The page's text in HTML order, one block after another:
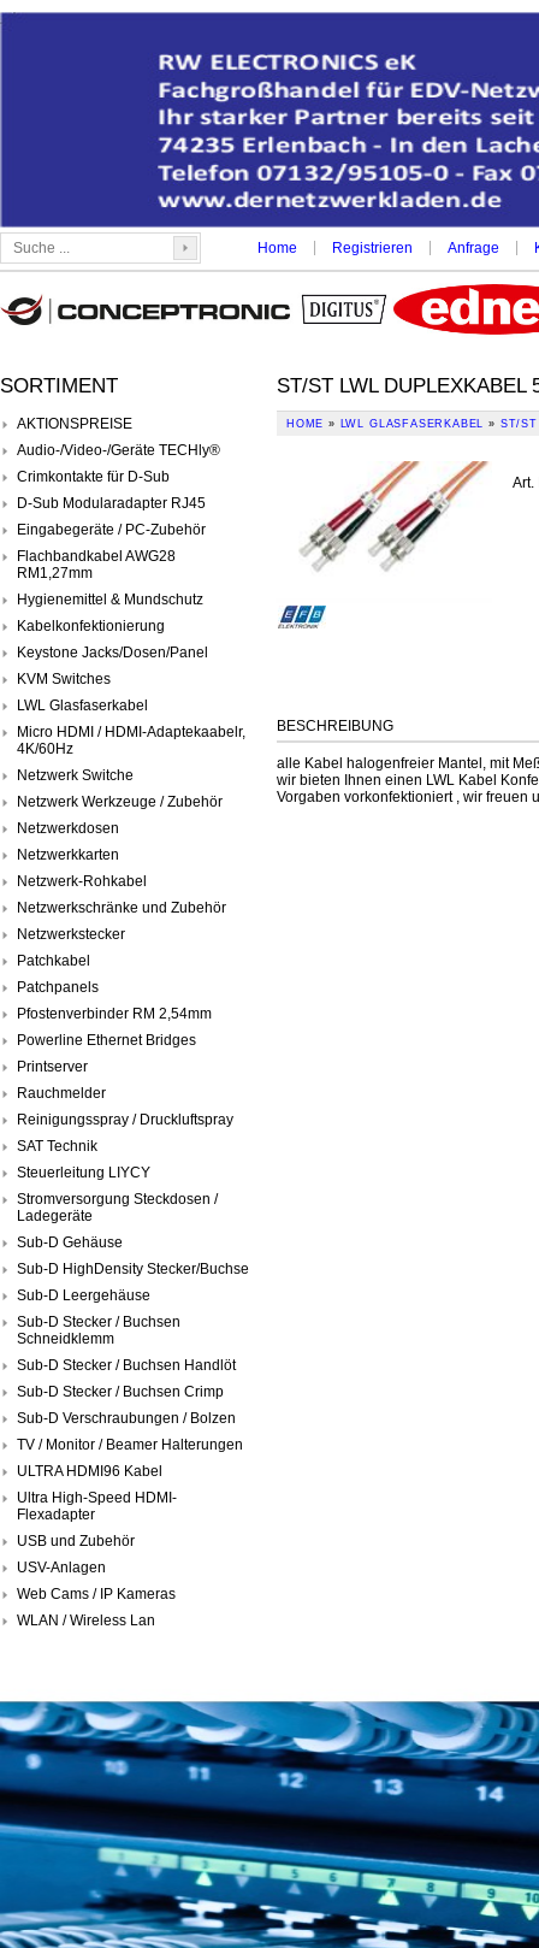
Home Registrieren Anfrage
SORTIMENT
AKTIONSPREISE
Audio-/Video-/Geräte TECHly®
Crimkontakte für D-Sub
D-Sub Modularadapter RJ45
Eingabegeräte / PC-Zubehör
Flachbandkabel AWG28
RM1,27mm
Hygienemittel & Mundschutz
Kabelkonfektionierung
Keystone Jacks/Dosen/Panel
KVM Switches
LWL Glasfaserkabel
Micro HDMI / HDMI-Adaptekaabelr,
4K/60Hz
Netzwerk Switche
Netzwerk Werkzeuge / Zubehör
Netzwerkdosen
Netzwerkkarten
Netzwerk-Rohkabel
Netzwerkschränke und Zubehör
Netzwerkstecker
Patchkabel
Patchpanels
Pfostenverbinder RM 2,54mm
Powerline Ethernet Bridges
Printserver
Rauchmelder
Reinigungsspray / Druckluftspray
SAT Technik
Steuerleitung LIYCY
Stromversorgung Steckdosen /
Ladegeräte
Sub-D Gehäuse
Sub-D HighDensity Stecker/Buchse
Sub-D Leergehäuse
Sub-D Stecker / Buchsen
Schneidklemm
Sub-D Stecker / Buchsen Handlöt
Sub-D Stecker / Buchsen Crimp
Sub-D Verschraubungen / Bolzen
TV / Monitor / Beamer Halterungen
ULTRA HDMI96 Kabel
Ultra High-Speed HDMI-
Flexadapter
USB und Zubehör
USV-Anlagen
Web Cams / IP Kameras
WLAN / Wireless Lan
ST/ST LWL DUPLEXKABEL
HOME » LWL GLASFASERKABEL » ST/
Art.
BESCHREIBUNG
alle Kabel halogenfreier Mantel, mit
wir bieten Ihnen einen LWL Kabel
Vorgaben vorkonfektioniert , wir freuen